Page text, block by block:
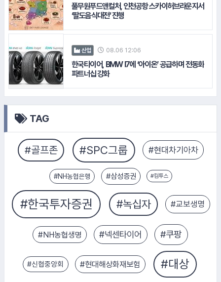
풀무원푸드앤컬처, 인천공항 스카이허브라운지서
‘팔도음식대전’ 진행
산업 08.06 12:06
한국타이어, BMW I7에 ‘아이온’ 공급하며 전동화
파트너십 강화
TAG
#신협중앙회
#대신증권
#한국마사회